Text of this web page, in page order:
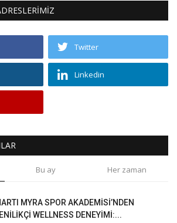
Twitter
Linkedin
Bu ay Her zaman
MYRA SPOR AKADEMİSİ’NDEN
WELLNESS DENEYİMİ:...